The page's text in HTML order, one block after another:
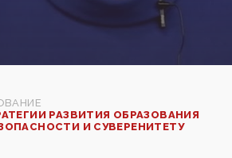
РАЗВИТИЯ ОБРАЗОВАНИЯ
И СУВЕРЕНИТЕТУ